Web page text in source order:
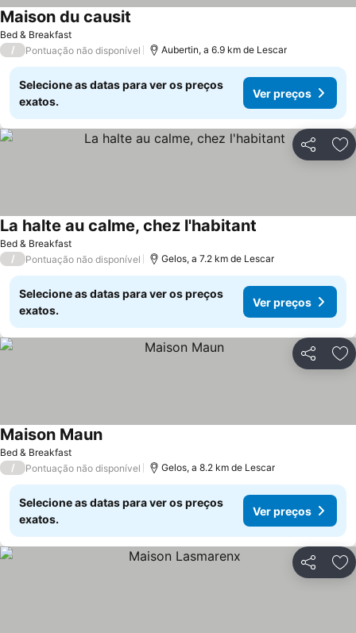
Bed & Breakfast
Maison du causit
/ Pontuação não disponível Aubertin, a 6.9 km de Lescar
Selecione as datas para ver os preços
exatos.
Ver preços
Partilhar
Bed & Breakfast
La halte au calme, chez l'habitant
/ Pontuação não disponível Gelos, a 7.2 km de Lescar
Selecione as datas para ver os preços
exatos.
Ver preços
Partilhar
Bed & Breakfast
Maison Maun
/ Pontuação não disponível Gelos, a 8.2 km de Lescar
Selecione as datas para ver os preços
exatos.
Ver preços
Partilhar